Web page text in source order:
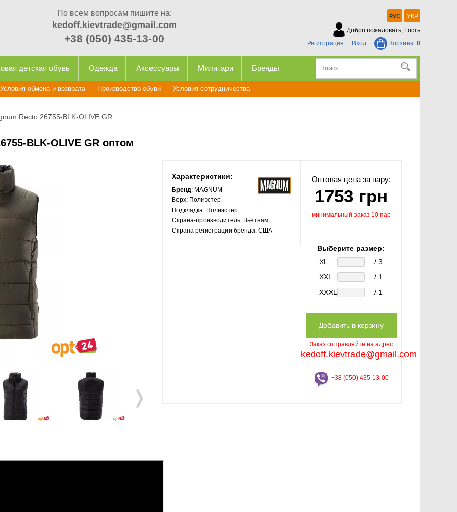
По всем вопросам пишите на:
kedoff.kievtrade@gmail.com
+38 (050) 435-13-00
РУС
УКР
Добро пожаловать, Гость
Регистрация
Вход Корзина: 0
детская обувь Одежда Аксессуары Милитари Бренды
Условия обмена и возврата Производство обуви Условия сотрудничества
Recto 26755-BLK-OLIVE GR
BLK-OLIVE GR оптом
❭
Характеристики:
Бренд: MAGNUM
Верх: Полиэстер
Подкладка: Полиэстер
Страна-производитель: Вьетнам
Страна регистрации бренда: США
Оптовая цена за пару:
1753 грн
минимальный заказ 10 пар
Выберите размер:
XL
/ 3
XXL
/ 1
XXXL
/ 1
Заказ отправляйте на адрес
kedoff.kievtrade@gmail.com
+38 (050) 435-13-00